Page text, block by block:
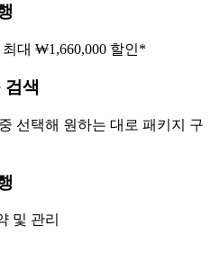
대 ₩1,660,000 할인*
검색
선택해 원하는 대로 패키지 구
및 관리